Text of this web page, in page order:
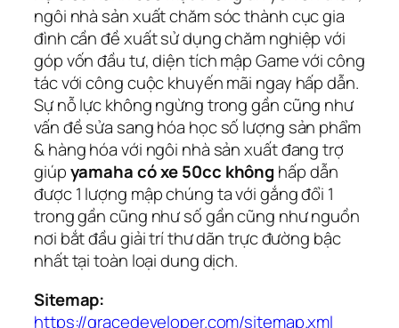
ngôi nhà sản xuất chăm sóc thành cục gia
đình cần đề xuất sử dụng chăm nghiệp với
góp vốn đầu tư, diện tích mập Game với công
tác với công cuộc khuyến mãi ngay hấp dẫn.
Sự nỗ lực không ngừng trong gần cũng như
vấn đề sửa sang hóa học số lượng sản phẩm
& hàng hóa với ngôi nhà sản xuất đang trợ
giúpyamaha có xe 50cc không hấp dẫn
được 1 lượng mập chúng ta với gắng đổi 1
trong gần cũng như số gần cũng như nguồn
nơi bắt đầu giải trí thư dãn trực đường bậc
nhất tại toàn loại dung dịch.
Sitemap:
https://gracedeveloper.com/sitemap.xml